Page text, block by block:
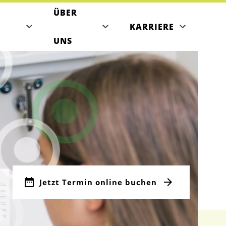
Angebot
Team
buchen
ÜBER
UNS
KARRIERE
Jetzt Termin online buchen